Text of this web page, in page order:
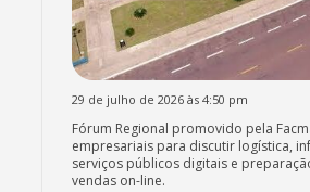
29 de julho de 2026 às 4:50 pm
Fórum Regional promovido pela
empresariais para discutir logística,
serviços públicos digitais e
vendas on-line.